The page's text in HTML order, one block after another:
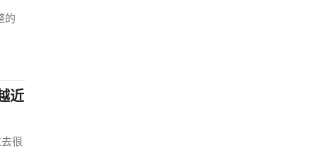
的
近
很